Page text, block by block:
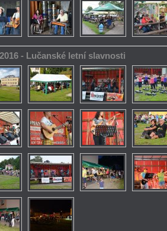
- Lučanské letní slavnosti